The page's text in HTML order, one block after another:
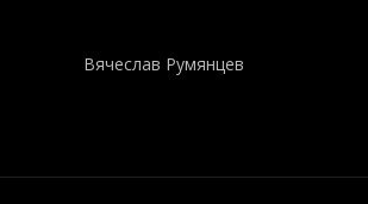
Вячеслав Румянцев